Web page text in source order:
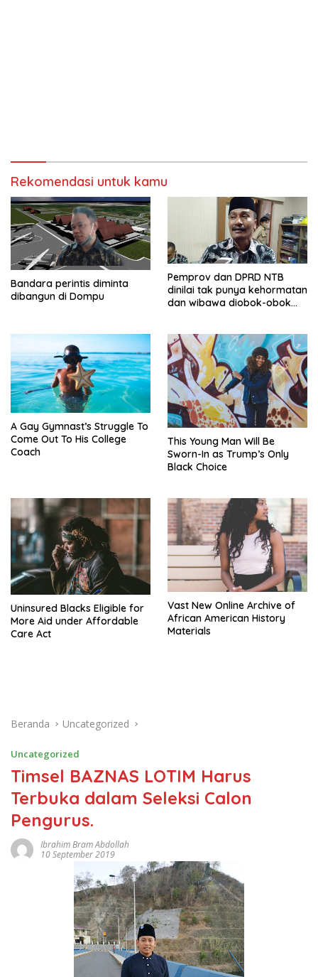
Rekomendasi untuk kamu
Bandara perintis diminta
dibangun di Dompu
Pemprov dan DPRD NTB
dinilai tak punya kehormatan
dan wibawa diobok-obok
A Gay Gymnast’s Struggle To
Come Out To His College
Coach
This Young Man Will Be
Sworn-In as Trump’s Only
Black Choice
Uninsured Blacks Eligible for
More Aid under Affordable
Care Act
Vast New Online Archive of
African American History
Materials
Beranda Uncategorized
Uncategorized
Timsel BAZNAS LOTIM Harus
Terbuka dalam Seleksi Calon
Pengurus.
Ibrahim Bram Abdollah
10 September 2019